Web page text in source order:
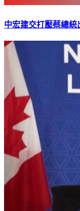
中宏建交打壓蔡總